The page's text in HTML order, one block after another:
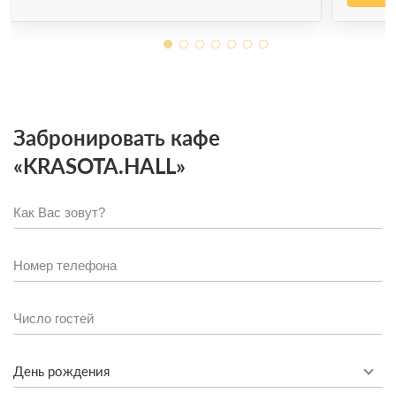
Забронировать кафе
«KRASOTA.HALL»
День рождения